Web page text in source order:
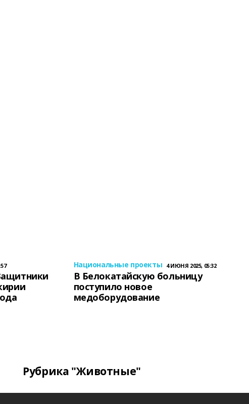
Национальные проекты 4 ИЮНЯ 2025, 05:32
В Белокатайскую больницу
поступило новое
медоборудование
Рубрика "Животные"